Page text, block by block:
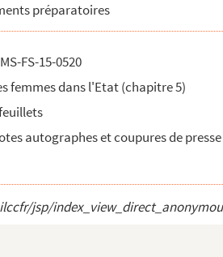
22 à 24)
préparatoires
FS-15-0520
femmes dans l'Etat (chapitre 5)
autographes et coupures de presse
jsp/